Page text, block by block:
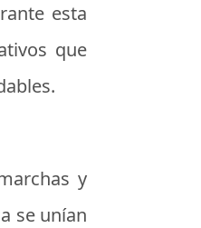
esta
que
y
se unían